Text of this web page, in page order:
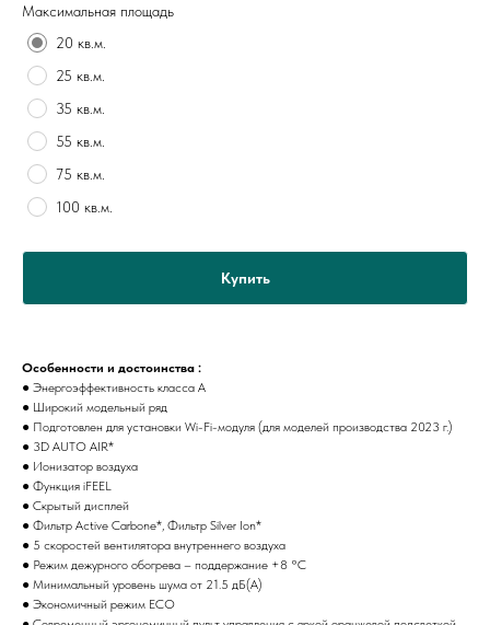
Максимальная площадь
20 кв.м.
25 кв.м.
35 кв.м.
55 кв.м.
75 кв.м.
100 кв.м.
Купить
Особенности и достоинства :
● Энергоэффективность класса А
● Широкий модельный ряд
● Подготовлен для установки Wi-Fi-модуля (для моделей производства 2023 г.)
● 3D AUTO AIR*
● Ионизатор воздуха
● Функция iFEEL
● Скрытый дисплей
● Фильтр Active Carbone*, Фильтр Silver Ion*
● 5 скоростей вентилятора внутреннего воздуха
● Режим дежурного обогрева – поддержание +8 °С
● Минимальный уровень шума от 21.5 дБ(А)
● Экономичный режим ECO